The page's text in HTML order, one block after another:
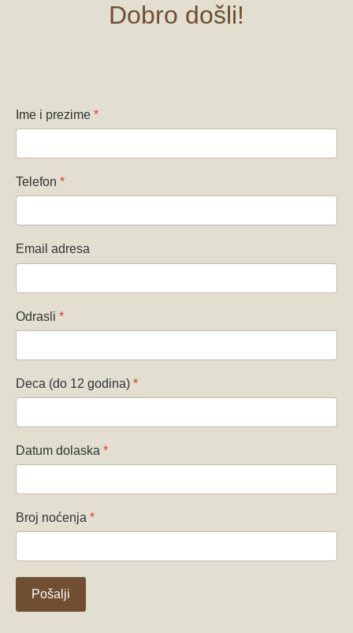
Dobro došli!
Ime i prezime *
Telefon *
Email adresa
Odrasli *
Deca (do 12 godina) *
Datum dolaska *
Broj noćenja *
Pošalji